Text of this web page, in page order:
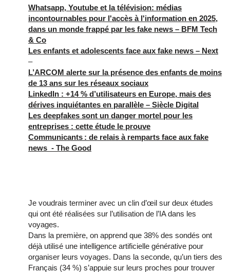
Whatsapp, Youtube et la télévision: médias
incontournables pour l'accès à l'information en 2025,
dans un monde frappé par les fake news – BFM Tech
& Co
Les enfants et adolescents face aux fake news – Next
–
L’ARCOM alerte sur la présence des enfants de moins
de 13 ans sur les réseaux sociaux
LinkedIn : +14 % d’utilisateurs en Europe, mais des
dérives inquiétantes en parallèle – Siècle Digital
Les deepfakes sont un danger mortel pour les
entreprises : cette étude le prouve
Communicants : de relais à remparts face aux fake
news - The Good
Je voudrais terminer avec un clin d’œil sur deux études
qui ont été réalisées sur l’utilisation de l’IA dans les
voyages.
Dans la première, on apprend que 38% des sondés ont
déjà utilisé une intelligence artificielle générative pour
organiser leurs voyages. Dans la seconde, qu’un tiers des
Français (34 %) s’appuie sur leurs proches pour trouver